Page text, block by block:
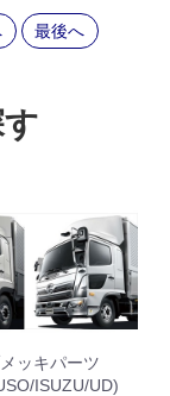
最後へ
ッキパーツ
ISUZU/UD)